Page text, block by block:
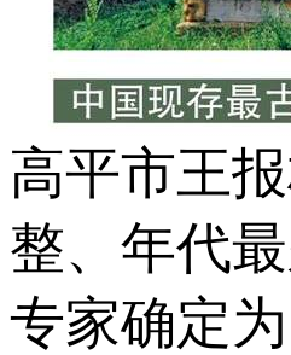
高平市王
整、年代
专家确定